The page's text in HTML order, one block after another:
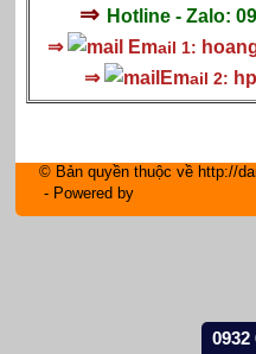
⇒ Hotline - Zalo:
⇒
Email 1:
⇒
Email 2:
© Bản quyền thuộc về http://
- Powered by
0932